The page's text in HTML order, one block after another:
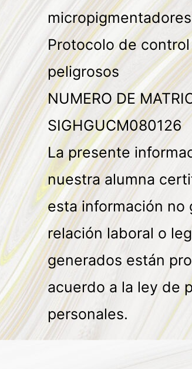
Protocolo de
peligrosos
NUMERO DE
SIGHGUCM080126
La presente
nuestra alumna
esta información no
relación laboral o
generados están
acuerdo a la ley de
personales.